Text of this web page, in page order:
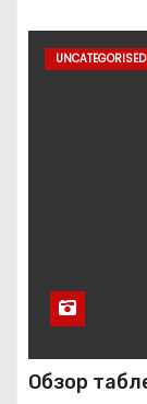
UNCATEGORISED
Обзор